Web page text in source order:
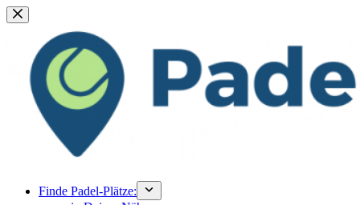
Zum
Inhalt
springen
Finde Padel-Plätze: